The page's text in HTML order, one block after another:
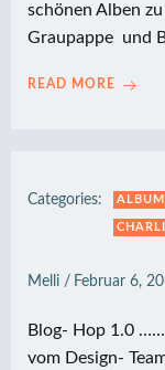
schönen Alben
Graupappe und
READ MORE
Categories: ALBUM
Melli / Februar 6,
Blog- Hop 1.0
vom Design-